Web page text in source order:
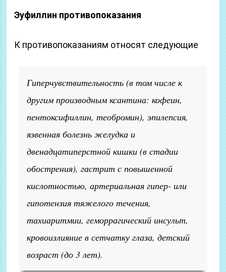
Эуфиллин противопоказания
К противопоказаниям относят следующие
Гиперчувствительность (в том числе к
другим производным ксантина: кофеин,
пентоксифиллин, теобромин), эпилепсия,
язвенная болезнь желудка и
двенадцатиперстной кишки (в стадии
обострения), гастрит с повышенной
кислотностью, артериальная гипер- или
гипотензия тяжелого течения,
тахиаритмии, геморрагический инсульт,
кровоизлияние в сетчатку глаза, детский
возраст (до 3 лет).